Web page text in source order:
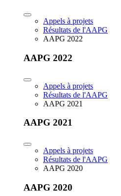
Appels à projets
Résultats de l'AAPG
AAPG 2022
AAPG 2022
Appels à projets
Résultats de l'AAPG
AAPG 2021
AAPG 2021
Appels à projets
Résultats de l'AAPG
AAPG 2020
AAPG 2020